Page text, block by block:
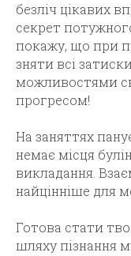
безліч цікавих
секрет
покажу, що при
зняти всі
можливостями
прогресом!
На заняттях
немає місця
викладання.
найцінніше для
Готова стати
шляху пізнання